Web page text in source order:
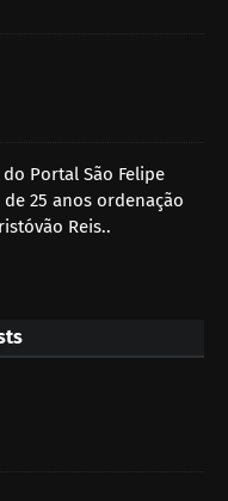
Portal São Felipe
25 anos ordenação
Reis..